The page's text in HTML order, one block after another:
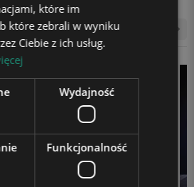
które im
które zebrali w wyniku
Ciebie z ich usług.
Wydajność
Funkcjonalność